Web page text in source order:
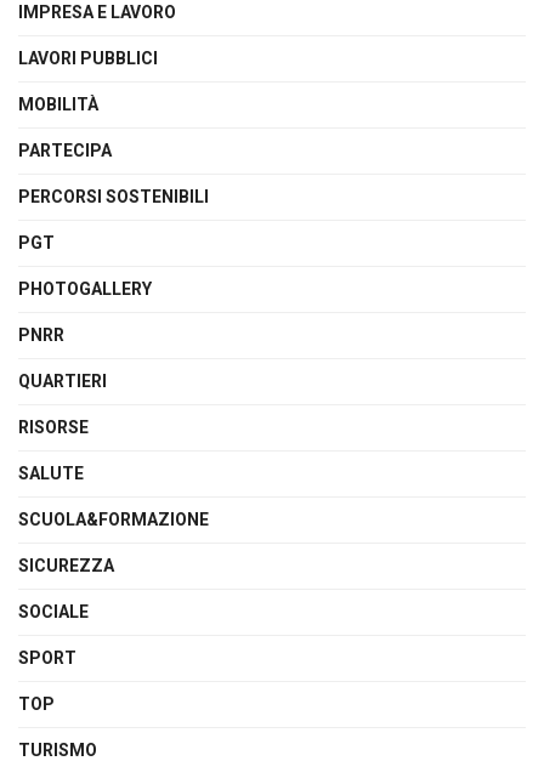
IMPRESA E LAVORO
LAVORI PUBBLICI
MOBILITÀ
PARTECIPA
PERCORSI SOSTENIBILI
PGT
PHOTOGALLERY
PNRR
QUARTIERI
RISORSE
SALUTE
SCUOLA&FORMAZIONE
SICUREZZA
SOCIALE
SPORT
TOP
TURISMO